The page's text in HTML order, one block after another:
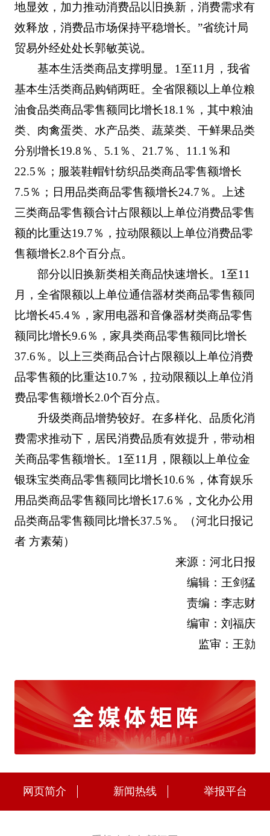
地显效，加力推动消费品以旧换新，消费需求有
效释放，消费品市场保持平稳增长。”省统计局
贸易外经处处长郭敏英说。
基本生活类商品支撑明显。1至11月，我省
基本生活类商品购销两旺。全省限额以上单位粮
油食品类商品零售额同比增长18.1％，其中粮油
类、肉禽蛋类、水产品类、蔬菜类、干鲜果品类
分别增长19.8％、5.1％、21.7％、11.1％和
22.5％；服装鞋帽针纺织品类商品零售额增长
7.5％；日用品类商品零售额增长24.7％。上述
三类商品零售额合计占限额以上单位消费品零售
额的比重达19.7％，拉动限额以上单位消费品零
售额增长2.8个百分点。
部分以旧换新类相关商品快速增长。1至11
月，全省限额以上单位通信器材类商品零售额同
比增长45.4％，家用电器和音像器材类商品零售
额同比增长9.6％，家具类商品零售额同比增长
37.6％。以上三类商品合计占限额以上单位消费
品零售额的比重达10.7％，拉动限额以上单位消
费品零售额增长2.0个百分点。
升级类商品增势较好。在多样化、品质化消
费需求推动下，居民消费品质有效提升，带动相
关商品零售额增长。1至11月，限额以上单位金
银珠宝类商品零售额同比增长10.6％，体育娱乐
用品类商品零售额同比增长17.6％，文化办公用
品类商品零售额同比增长37.5％。（河北日报记
者 方素菊）
来源：河北日报
编辑：王剑猛
责编：李志财
编审：刘福庆
监审：王勍
网页简介 新闻热线 举报平台